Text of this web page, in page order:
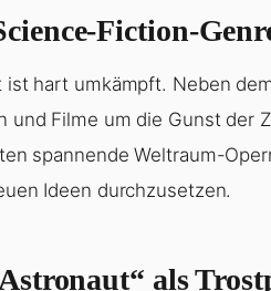
Fiction-
hart umkämpft. Neben
Filme um die Gunst der
spannende Weltraum-
Ideen durchzusetzen.
als